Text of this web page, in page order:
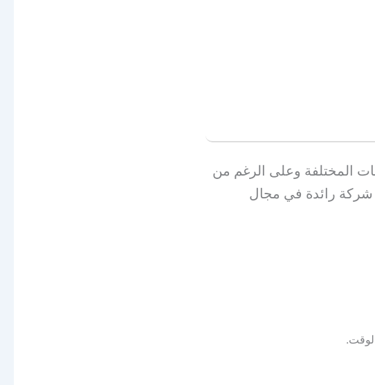
المختلفة وعلى الرغم من
شركة رائدة في مجال